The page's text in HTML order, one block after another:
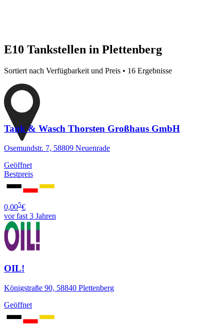
E10 Tankstellen in Plettenberg
Sortiert nach Verfügbarkeit und Preis • 16 Ergebnisse
Tank & Wasch Thorsten Großhaus GmbH
Osemundstr. 7, 58809 Neuenrade
Geöffnet
Bestpreis
0,005€
vor fast 3 Jahren
OIL!
Königstraße 90, 58840 Plettenberg
Geöffnet